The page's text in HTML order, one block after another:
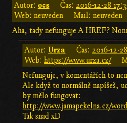
Autor: ocs Čas: 2016-12-28
Web: neuveden
Mail: neuveden
Aha, tady nefunguje A HREF?
Autor: Urza Čas: 2016-12-
Web:https://www.urza.cz/
Nefunguje, v komentářích to
Ale když to normálně napíšeš,
by mělo fungovat:
http://www.jamapekelna.cz/
Tak snad xD